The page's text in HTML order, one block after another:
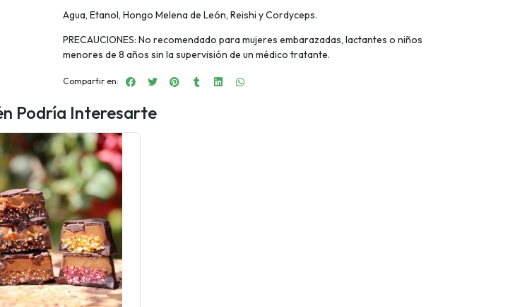
Agua, Etanol, Hongo Melena de León, Reishi y Cordyceps.
PRECAUCIONES: No recomendado para mujeres embarazadas, lactantes o niños
menores de 8 años sin la supervisión de un médico tratante.
Compartir en:
Podría Interesarte